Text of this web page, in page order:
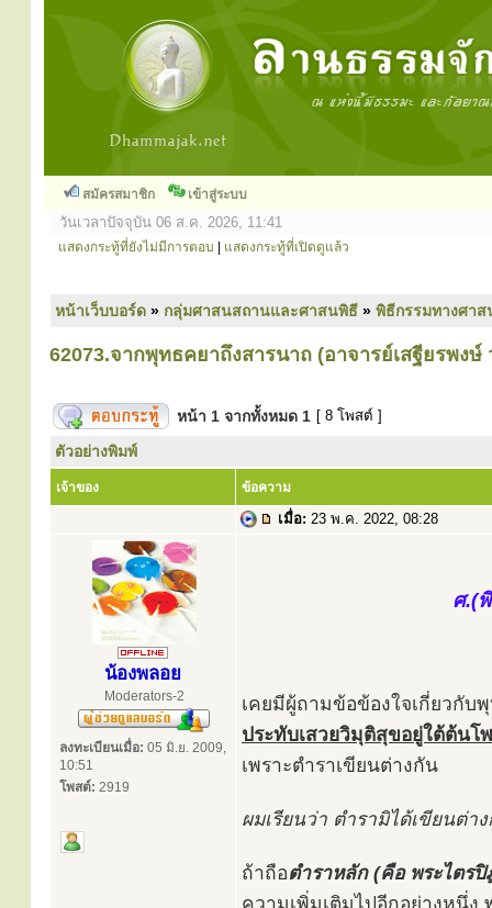
สมัครสมาชิก เข้าสู่ระบบ
วันเวลาปัจจุบัน 06 ส.ค. 2026, 11:41
แสดงกระทู้ที่ยังไม่มีการตอบ แสดงกระทู้ที่เปิดดูแล้ว
หน้าเว็บบอร์ด » กลุ่มศาสนสถานและศาสนพิธี » พิธีกรรมทางศา
62073.จากพุทธคยาถึงสารนาถ (อาจารย์เสฐียรพง
หน้า 1 จากทั้งหมด 1 [ 8 โพสต์ ]
ตัวอย่างพิมพ์
เจ้าของ ข้อความ
เมื่อ: 23 พ.ค. 2022, 08:28
น้องพลอย
Moderators-2
ลงทะเบียนเมื่อ: 05 มิ.ย. 2009,
10:51
โพสต์: 2919
ศ.(
เคยมีผู้ถามข้อข้องใจเกี่ยวกั
ประทับเสวยวิมุติสุขอยู่ใต้ต้น
เพราะตำราเขียนต่างกัน
ผมเรียนว่า ตำรามิได้เขียนต่า
ถ้าถือตำราหลัก (คือ พระไตร
ความเพิ่มเติมไปอีกอย่างหนึ่ง